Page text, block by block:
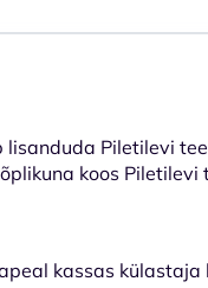
Piletilevi
koos Piletilevi
kassas külastaja